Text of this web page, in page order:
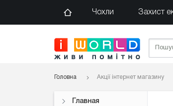
Чохли Захист
Головна Акції інтернет магазину
Главная